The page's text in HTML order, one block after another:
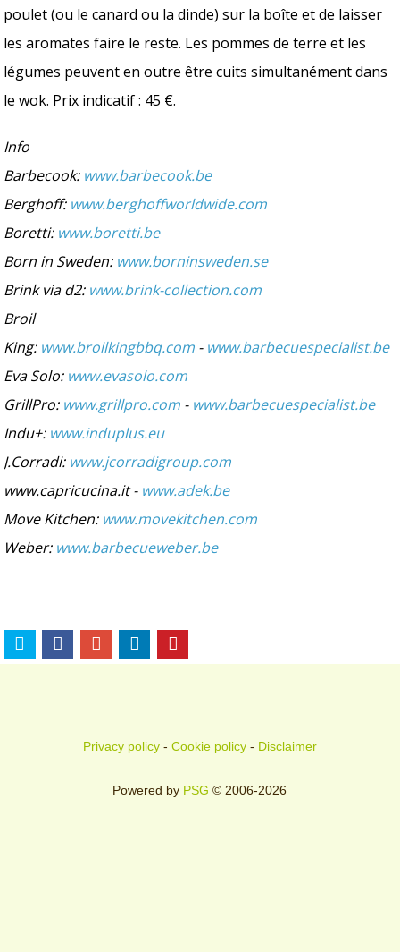
poulet (ou le canard ou la dinde) sur la boîte et de laisser
les aromates faire le reste. Les pommes de terre et les
légumes peuvent en outre être cuits simultanément dans
le wok. Prix indicatif : 45 €.
Info
Barbecook: www.barbecook.be
Berghoff: www.berghoffworldwide.com
Boretti: www.boretti.be
Born in Sweden: www.borninsweden.se
Brink via d2: www.brink-collection.com
Broil
King: www.broilkingbbq.com - www.barbecuespecialist.be
Eva Solo: www.evasolo.com
GrillPro: www.grillpro.com - www.barbecuespecialist.be
Indu+: www.induplus.eu
J.Corradi: www.jcorradigroup.com
www.capricucina.it - www.adek.be
Move Kitchen: www.movekitchen.com
Weber: www.barbecueweber.be
Privacy policy- Cookie policy- Disclaimer
Powered by PSG © 2006-2026